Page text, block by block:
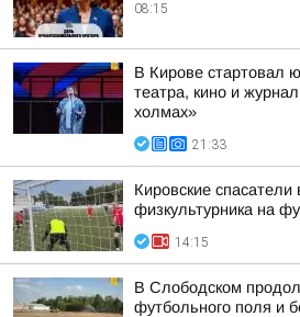
08:15
В Кирове стартовал
театра, кино и
холмах»
21:33
Кировские спасатели
физкультурника на
14:15
В Слободском
футбольного поля и